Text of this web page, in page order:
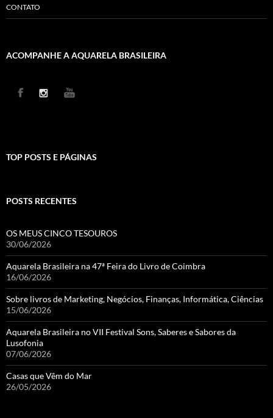
CONTATO
ACOMPANHE A AQUARELA BRASILEIRA
TOP POSTS E PÁGINAS
POSTS RECENTES
OS MEUS CINCO TESOUROS
30/06/2026
Aquarela Brasileira na 47ª Feira do Livro de Coimbra
16/06/2026
Sobre livros de Marketing, Negócios, Finanças, Informática, Ciências
15/06/2026
Aquarela Brasileira no VII Festival Sons, Saberes e Sabores da
Lusofonia
07/06/2026
Casas que Vêm do Mar
26/05/2026